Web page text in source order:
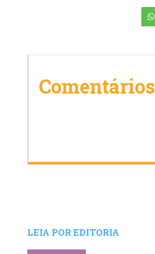
Comentários
LEIA POR EDITORIA